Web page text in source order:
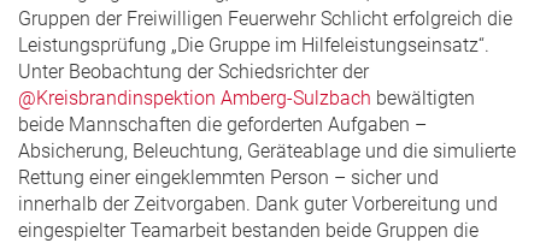
Gruppen der Freiwilligen Feuerwehr Schlicht erfolgreich die
Leistungsprüfung „Die Gruppe im Hilfeleistungseinsatz“.
Unter Beobachtung der Schiedsrichter der
@Kreisbrandinspektion Amberg-Sulzbach bewältigten
beide Mannschaften die geforderten Aufgaben –
Absicherung, Beleuchtung, Geräteablage und die simulierte
Rettung einer eingeklemmten Person – sicher und
innerhalb der Zeitvorgaben. Dank guter Vorbereitung und
eingespielter Teamarbeit bestanden beide Gruppen die